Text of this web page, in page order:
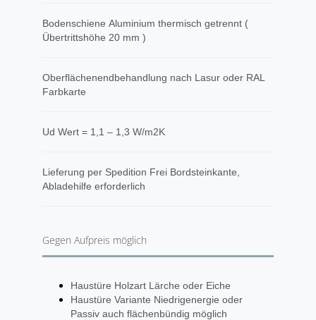
Bodenschiene Aluminium thermisch getrennt (
Übertrittshöhe 20 mm )
Oberflächenendbehandlung nach Lasur oder RAL
Farbkarte
Ud Wert = 1,1 – 1,3 W/m2K
​Lieferung per Spedition Frei Bordsteinkante,
Abladehilfe erforderlich
Gegen Aufpreis möglich
Haustüre Holzart Lärche oder Eiche
Haustüre Variante Niedrigenergie oder
Passiv auch flächenbündig möglich